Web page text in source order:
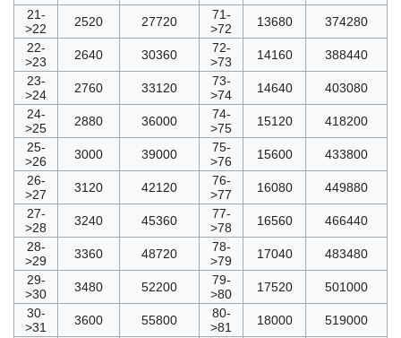
21-
>22
2520 27720
71-
>72
13680
374280
22-
>23
2640 30360
72-
>73
14160
388440
23-
>24
2760 33120
73-
>74
14640
403080
24-
>25
2880 36000
74-
>75
15120
418200
25-
>26
3000 39000
75-
>76
15600
433800
26-
>27
3120 42120
76-
>77
16080
449880
27-
>28
3240 45360
77-
>78
16560
466440
28-
>29
3360 48720
78-
>79
17040
483480
29-
>30
3480 52200
79-
>80
17520
501000
30-
>31
3600 55800
80-
>81
18000
519000